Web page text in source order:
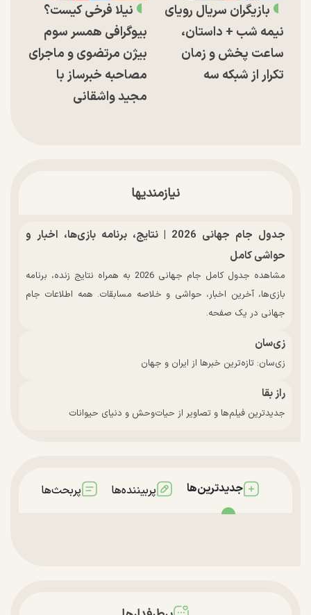
بازیگران سریال رویای
نیمه شب + داستان،
ساعت پخش و زمان
تکرار از شبکه سه
نیلا فرخی کیست؟
بیوگرافی همسر سوم
بیژن مرتضوی و ماجرای
مصاحبه خبرساز با
مجید واشقانی
نیازمندیها
جدول جام جهانی 2026 | نتایج، برنامه بازی‌ها، اخبار و
حواشی کامل
مشاهده جدول کامل جام جهانی 2026 به همراه نتایج زنده، برنامه
بازی‌ها، آخرین اخبار، حواشی و خلاصه مسابقات. همه اطلاعات جام
جهانی در یک صفحه.
زی‌سان
زی‌سان: تازه‌ترین خبرها از ایران و جهان
راز بقا
جدیدترین فیلم‌ها و تصاویر از حیات‌وحش و دنیای حیوانات
جدیدترین‌ها پربیننده‌ها پربحث‌ها